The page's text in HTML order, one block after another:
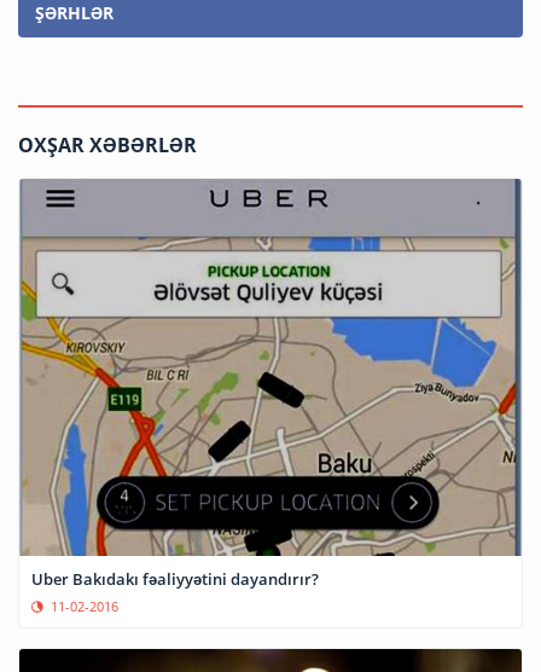
ŞƏRHLƏR
OXŞAR XƏBƏRLƏR
Uber Bakıdakı fəaliyyətini dayandırır?
11-02-2016